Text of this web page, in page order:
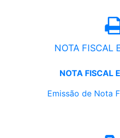
NOTA FISCAL
NOTA FISCAL
Emissão de Nota